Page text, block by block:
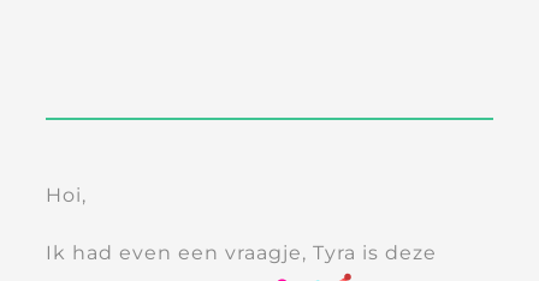
Hoi,
Ik had even een vraagje, Tyra is deze